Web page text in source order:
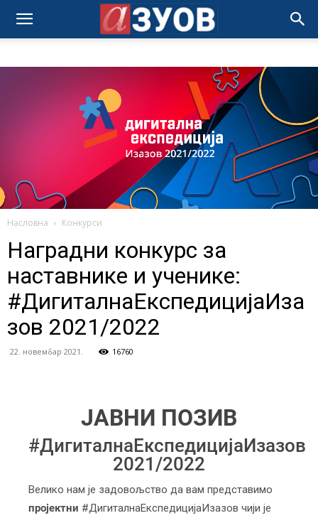
Насловна Конкурси
Наградни конкурс за
наставнике и ученике:
#ДигиталнаЕкспедицијаИза
зов 2021/2022
22. новембар 2021. 16760
ЈАВНИ ПОЗИВ
#ДигиталнаЕкспедицијаИзазов
2021/2022
Велико нам је задовољство да вам представимо
пројектни #ДигиталнаЕкспедицијаИзазов чији је